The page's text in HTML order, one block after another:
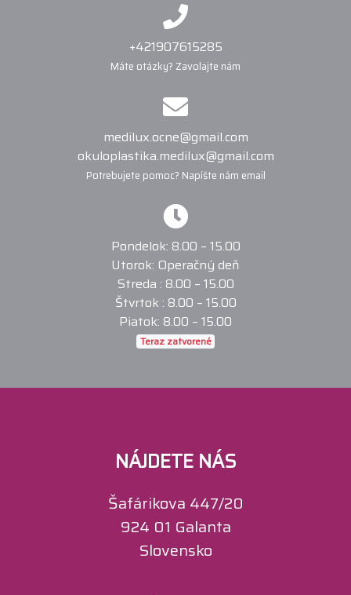
+421907615285
Máte otázky? Zavolajte nám
medilux.ocne@gmail.com
okuloplastika.medilux@gmail.com
Potrebujete pomoc? Napíšte nám email
Pondelok: 8.00 – 15.00
Utorok: Operačný deň
Streda : 8.00 – 15.00
Štvrtok : 8.00 – 15.00
Piatok: 8.00 – 15.00
Teraz zatvorené
NÁJDETE NÁS
Šafárikova 447/20
924 01 Galanta
Slovensko